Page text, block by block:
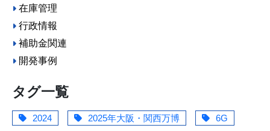
在庫管理
行政情報
補助金関連
開発事例
タグ一覧
2024 2025年大阪・関西万博 6G